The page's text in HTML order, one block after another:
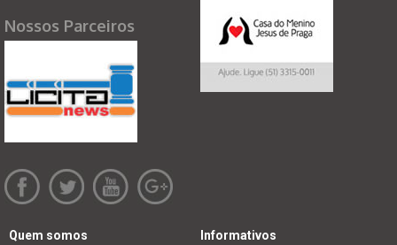
Nossos Parceiros
Quem somos Informativos